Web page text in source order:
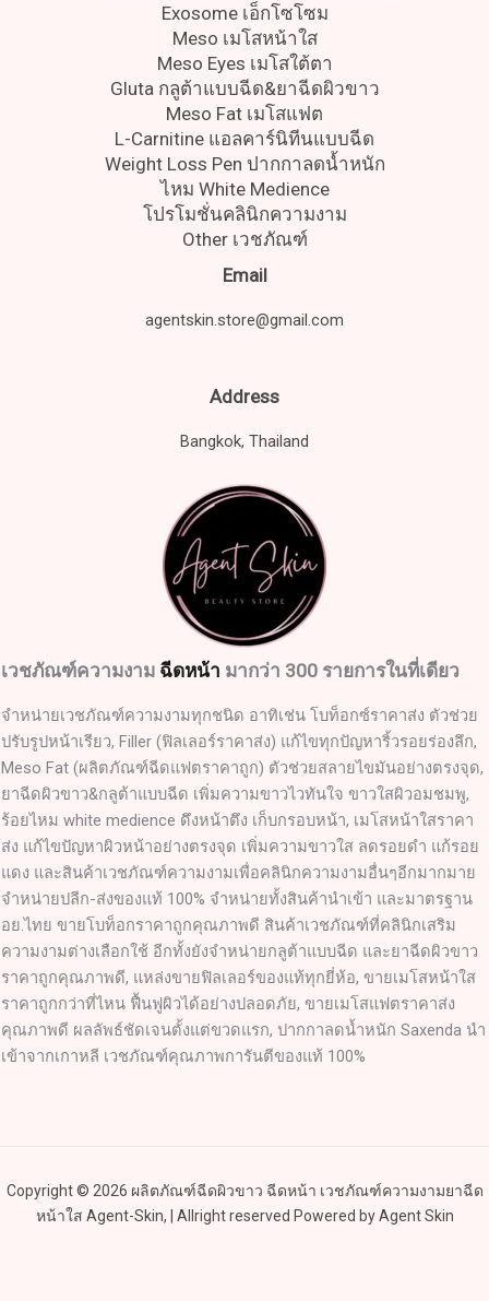
Exosome เอ็กโซโซม
Meso เมโสหน้าใส
Meso Eyes เมโสใต้ตา
Gluta กลูต้าแบบฉีด&ยาฉีดผิวขาว
Meso Fat เมโสแฟต
L-Carnitine แอลคาร์นิทีนแบบฉีด
Weight Loss Pen ปากกาลดน้ำหนัก
ไหม White Medience
โปรโมชั่นคลินิกความงาม
Other เวชภัณฑ์
Email
agentskin.store@gmail.com
Address
Bangkok, Thailand
เวชภัณฑ์ความงาม ฉีดหน้า มากว่า 300 รายการในที่เดียว
จำหน่ายเวชภัณฑ์ความงามทุกชนิด อาทิเช่น โบท็อกซ์ราคาส่ง ตัวช่วย
ปรับรูปหน้าเรียว, Filler (ฟิลเลอร์ราคาส่ง) แก้ไขทุกปัญหาริ้วรอยร่องลึก,
Meso Fat (ผลิตภัณฑ์ฉีดแฟตราคาถูก) ตัวช่วยสลายไขมันอย่างตรงจุด,
ยาฉีดผิวขาว&กลูต้าแบบฉีด เพิ่มความขาวไวทันใจ ขาวใสผิวอมชมพู,
ร้อยไหม white medience ดึงหน้าตึง เก็บกรอบหน้า, เมโสหน้าใสราคา
ส่ง แก้ไขปัญหาผิวหน้าอย่างตรงจุด เพิ่มความขาวใส ลดรอยดำ แก้รอย
แดง และสินค้าเวชภัณฑ์ความงามเพื่อคลินิกความงามอื่นๆอีกมากมาย
จำหน่ายปลีก-ส่งของแท้ 100% จำหน่ายทั้งสินค้านำเข้า และมาตรฐาน
อย.ไทย ขายโบท็อกราคาถูกคุณภาพดี สินค้าเวชภัณฑ์ที่คลินิกเสริม
ความงามต่างเลือกใช้ อีกทั้งยังจำหน่ายกลูต้าแบบฉีด และยาฉีดผิวขาว
ราคาถูกคุณภาพดี, แหล่งขายฟิลเลอร์ของแท้ทุกยี่ห้อ, ขายเมโสหน้าใส
ราคาถูกกว่าที่ไหน ฟื้นฟูผิวได้อย่างปลอดภัย, ขายเมโสแฟตราคาส่ง
คุณภาพดี ผลลัพธ์ชัดเจนตั้งแต่ขวดแรก, ปากกาลดน้ำหนัก Saxenda นำ
เข้าจากเกาหลี เวชภัณฑ์คุณภาพการันตีของแท้ 100%
Copyright © 2026 ผลิตภัณฑ์ฉีดผิวขาว ฉีดหน้า เวชภัณฑ์ความงามยาฉีด
หน้าใส Agent-Skin, | Allright reserved Powered by Agent Skin